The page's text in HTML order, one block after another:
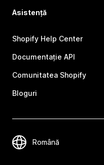
Asistență
Shopify Help Center
Documentație API
Comunitatea Shopify
Bloguri